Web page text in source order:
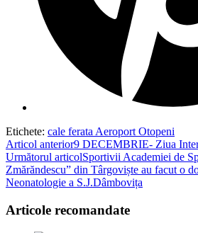
Etichete: cale ferata Aeroport Otopeni
Read
more
articles
Articol anterior9 DECEMBRIE- Ziua
Următorul articolSportivii Academiei de
Zmărăndescu” din Târgoviște au facut o
Neonatologie a S.J.Dâmbovița
Articole recomandate